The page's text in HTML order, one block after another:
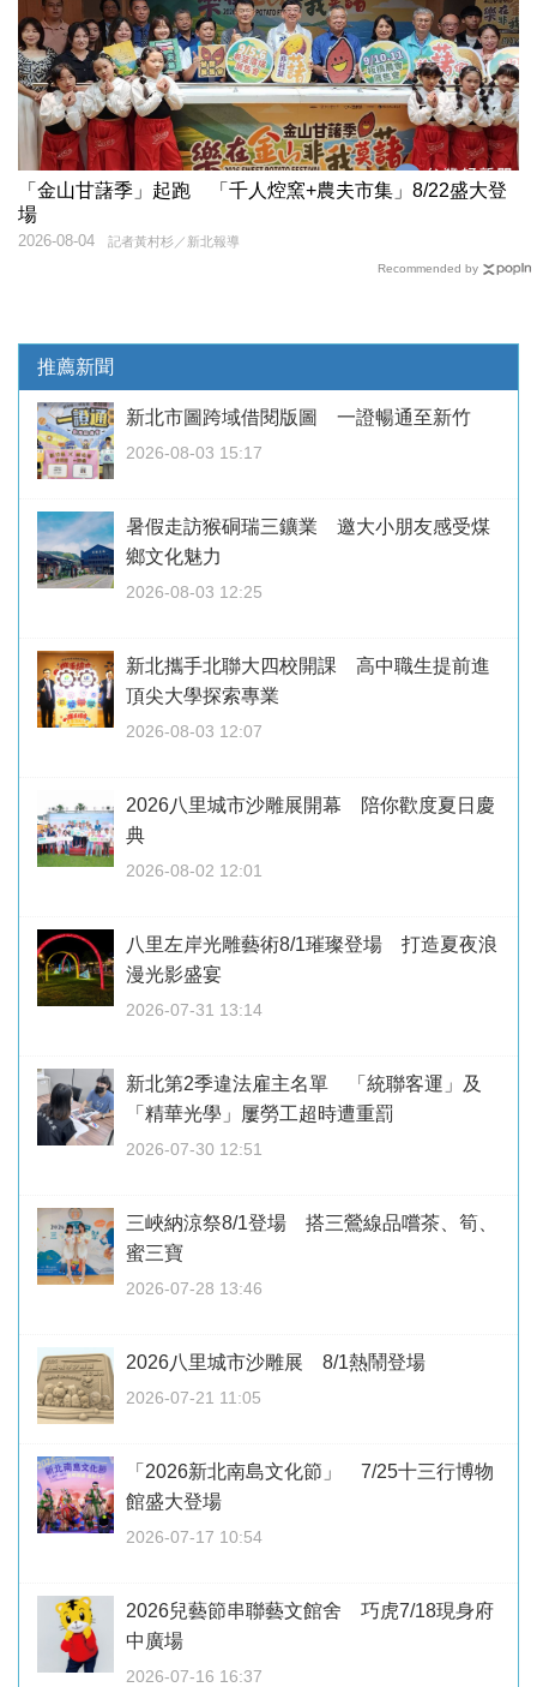
「金山甘藷季」起跑 「千人焢窯+農夫市集」8/22盛大登
場
記者黃村杉／新北報導
2026-08-04
Recommended by
推薦新聞
新北市圖跨域借閱版圖 一證暢通至新竹
2026-08-03 15:17
暑假走訪猴硐瑞三鑛業 邀大小朋友感受煤
鄉文化魅力
2026-08-03 12:25
新北攜手北聯大四校開課 高中職生提前進
頂尖大學探索專業
2026-08-03 12:07
2026八里城市沙雕展開幕 陪你歡度夏日慶
典
2026-08-02 12:01
八里左岸光雕藝術8/1璀璨登場 打造夏夜浪
漫光影盛宴
2026-07-31 13:14
新北第2季違法雇主名單 「統聯客運」及
「精華光學」屢勞工超時遭重罰
2026-07-30 12:51
三峽納涼祭8/1登場 搭三鶯線品嚐茶、筍、
蜜三寶
2026-07-28 13:46
2026八里城市沙雕展 8/1熱鬧登場
2026-07-21 11:05
「2026新北南島文化節」 7/25十三行博物
館盛大登場
2026-07-17 10:54
2026兒藝節串聯藝文館舍 巧虎7/18現身府
中廣場
2026-07-16 16:37